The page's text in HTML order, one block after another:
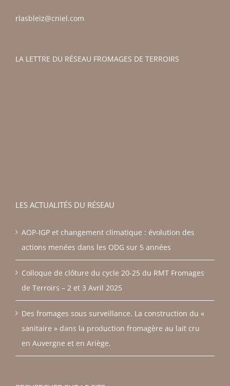
rlasbleiz@cniel.com
LA LETTRE DU RÉSEAU FROMAGES DE TERROIRS
LES ACTUALITÉS DU RÉSEAU
AOP-IGP et changement climatique : évolution des
actions menées dans les ODG sur 5 années
Colloque de clôture du cycle 20-25 du RMT Fromages
de Terroirs – 2 et 3 Avril 2025
Des fromages sous surveillance. La construction du «
sanitaire » dans la production fromagère au lait cru
en Auvergne et en Ariège.